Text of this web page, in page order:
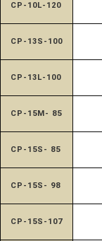
CP-10L-120
CP-13S-100
CP-13L-100
CP-15M- 85
CP-15S- 85
CP-15S- 98
CP-15S-107